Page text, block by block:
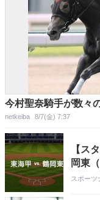
今村聖奈騎手が数々
netkeiba 8/7(金) 7:37
【ス
岡東
スポーツ